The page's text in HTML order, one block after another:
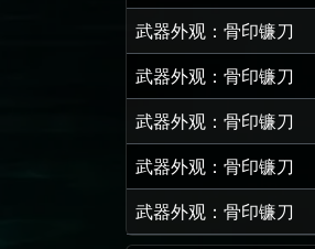
武器外观：骨印镰刀
武器外观：骨印镰刀
武器外观：骨印镰刀
武器外观：骨印镰刀
武器外观：骨印镰刀